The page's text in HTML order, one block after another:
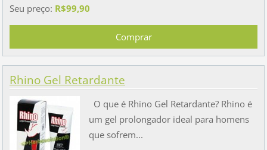
Seu preço: R$99,90
Rhino Gel Retardante
O que é Rhino Gel Retardante? Rhino é
um gel prolongador ideal para homens
que sofrem...